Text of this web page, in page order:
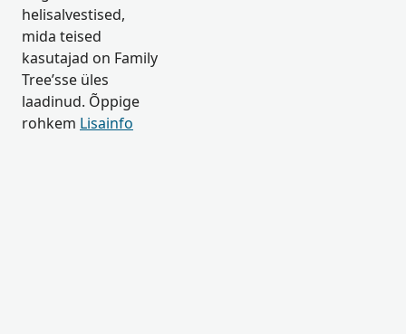
helisalvestised,
mida teised
kasutajad on Family
Tree’sse üles
laadinud. Õppige
rohkem Lisainfo